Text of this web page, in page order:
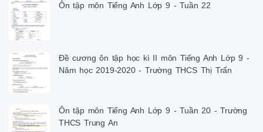
Ôn tập môn Tiếng Anh Lớp 9 - Tuần 22
Đề cương ôn tập học kì II môn Tiếng Anh Lớp 9 -
Năm học 2019-2020 - Trường THCS Thị Trấn
Ôn tập môn Tiếng Anh Lớp 9 - Tuần 20 - Trường
THCS Trung An